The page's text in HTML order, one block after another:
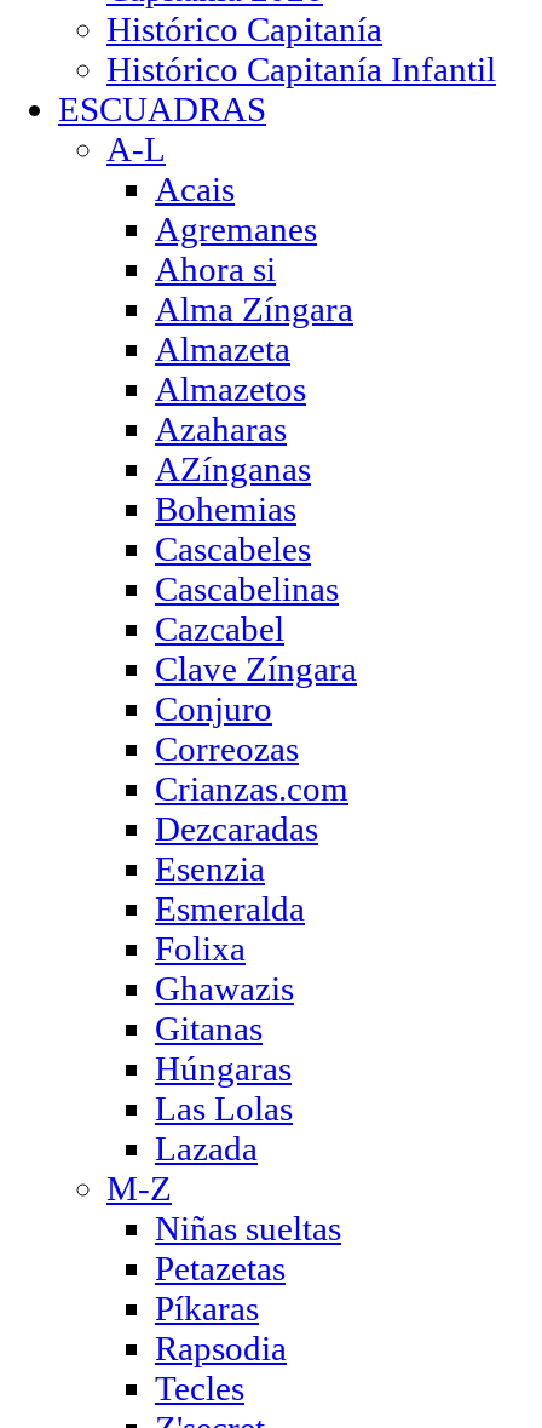
Histórico Capitanía
Histórico Capitanía Infantil
ESCUADRAS
A-L
Acais
Agremanes
Ahora si
Alma Zíngara
Almazeta
Almazetos
Azaharas
AZínganas
Bohemias
Cascabeles
Cascabelinas
Cazcabel
Clave Zíngara
Conjuro
Correozas
Crianzas.com
Dezcaradas
Esenzia
Esmeralda
Folixa
Ghawazis
Gitanas
Húngaras
Las Lolas
Lazada
M-Z
Niñas sueltas
Petazetas
Píkaras
Rapsodia
Tecles